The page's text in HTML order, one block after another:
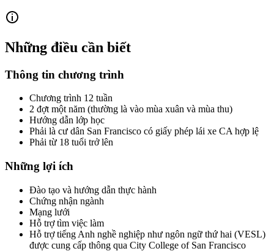
Những điều cần biết
Thông tin chương trình
Chương trình 12 tuần
2 đợt một năm (thường là vào mùa xuân và mùa thu)
Hướng dẫn lớp học
Phải là cư dân San Francisco có giấy phép lái xe CA hợp lệ
Phải từ 18 tuổi trở lên
Những lợi ích
Đào tạo và hướng dẫn thực hành
Chứng nhận ngành
Mạng lưới
Hỗ trợ tìm việc làm
Hỗ trợ tiếng Anh nghề nghiệp như ngôn ngữ thứ hai (VESL)
được cung cấp thông qua City College of San Francisco